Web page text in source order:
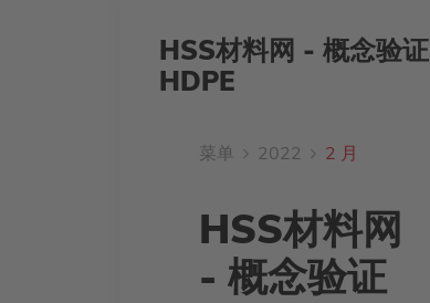
HSS材料网 - 概念验证
HDPE
菜单 2022 2 月
HSS材料网
- 概念验证